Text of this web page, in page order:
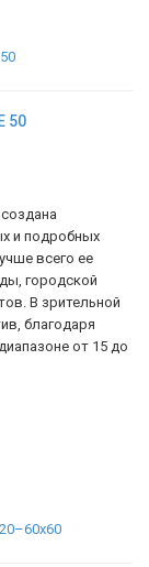
50
и подробных
всего ее
городской
В зрительной
благодаря
от 15 до